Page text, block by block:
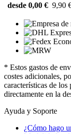
desde 0,00 € 9,90
* Estos gastos de
costes adicionales,
características de
directamente en la
Ayuda y Soporte
¿Cómo hago